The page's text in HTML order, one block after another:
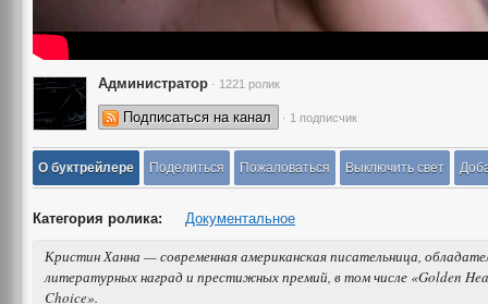
Администратор · 1221 ролик
Подписаться на канал · 1 подписчик
О буктрейлере Поделиться Пожаловаться Выключить свет
Категория ролика: Документальное
Кристин Ханна — современная американская писательница,
литературных наград и престижных премий, в том числе «Golden
Choice».